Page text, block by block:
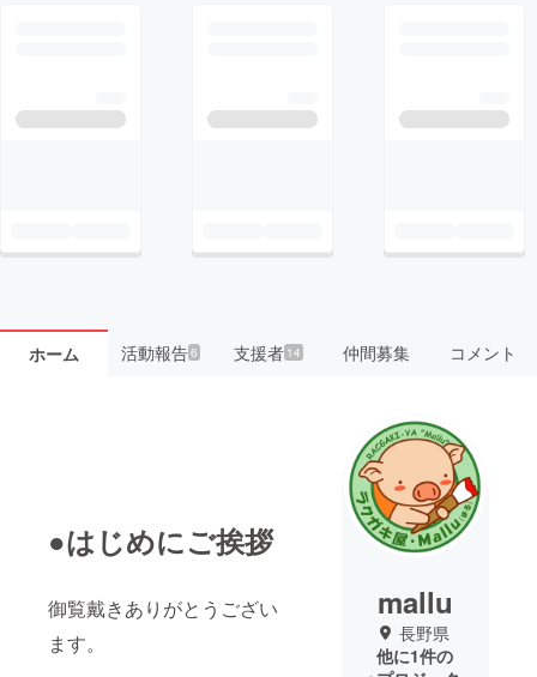
ホーム 活動報告6 支援者 14 仲間募集 コメント
●はじめにご挨拶
御覧戴きありがとうござい
ます。
mallu
長野県
他に1件の